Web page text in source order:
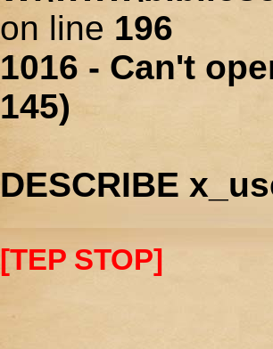
on line 196
1016 - Can't
145)
DESCRIBE
[TEP STOP]